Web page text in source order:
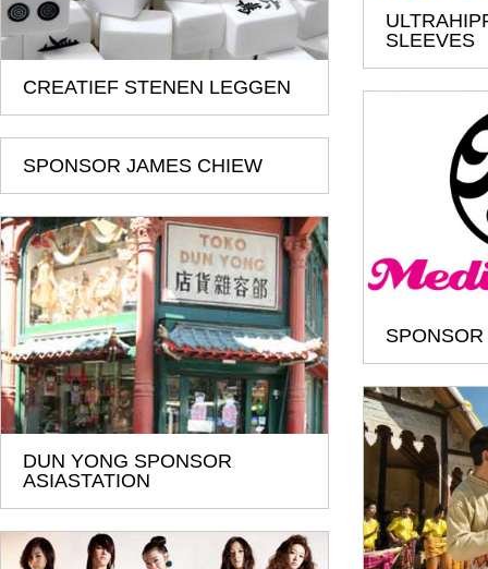
SLEEVES
CREATIEF STENEN LEGGEN
SPONSOR JAMES CHIEW
DUN YONG SPONSOR
ASIASTATION